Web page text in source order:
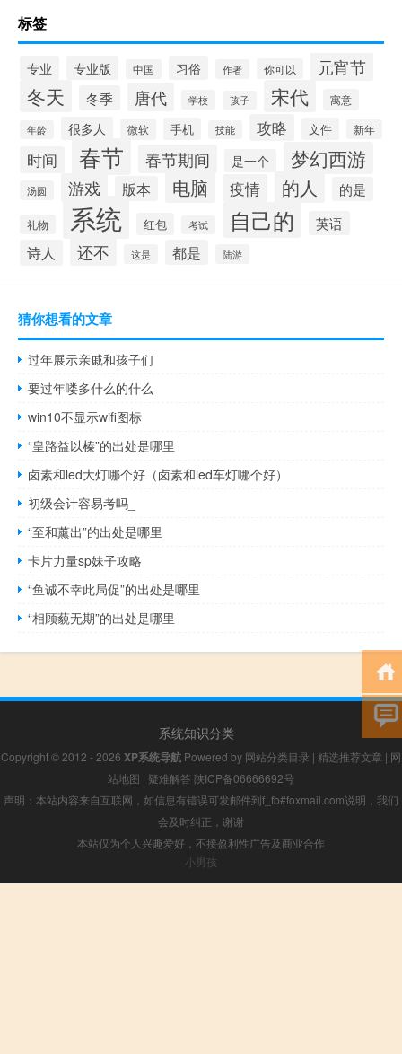
标签
专业 专业版 中国 习俗 作者 你可以 元宵节
冬天 冬季 唐代 学校 孩子 宋代 寓意
年龄 很多人 微软 手机 技能 攻略 文件 新年
时间 春节 春节期间 是一个 梦幻西游
汤圆 游戏 版本 电脑 疫情 的人 的是
礼物 系统 红包 考试 自己的 英语
诗人 还不 这是 都是 陆游
猜你想看的文章
过年展示亲戚和孩子们
要过年喽多什么的什么
win10不显示wifi图标
“皇路益以榛”的出处是哪里
卤素和led大灯哪个好（卤素和led车灯哪个好）
初级会计容易考吗_
“至和薰出”的出处是哪里
卡片力量sp妹子攻略
“鱼诚不幸此局促”的出处是哪里
“相顾藐无期”的出处是哪里
系统知识分类
Copyright © 2012 - 2026 XP系统导航 Powered by 网站分类目录 | 精选推荐文章 | 网
站地图 | 疑难解答 陕ICP备06666692号
声明：本站内容来自互联网，如信息有错误可发邮件到f_fb#foxmail.com说明，我们
会及时纠正，谢谢
本站仅为个人兴趣爱好，不接盈利性广告及商业合作
小男孩